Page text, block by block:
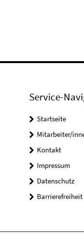
Service-
Startseite
Mitarbeiter/
Kontakt
Impressum
Datenschutz
Barrierefreiheit